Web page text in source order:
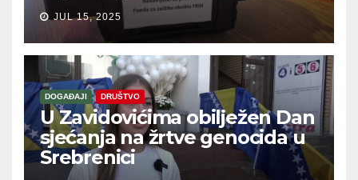
JUL 15, 2025
DOGAĐAJI DRUŠTVO
U Zavidovićima obilježen Dan
sjećanja na žrtve genocida u
Srebrenici